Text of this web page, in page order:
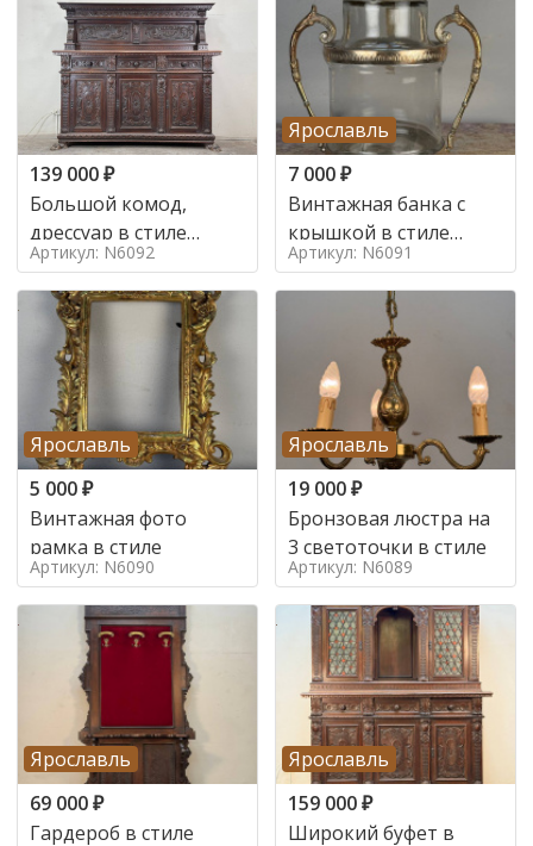
139 000₽
Большой комод,
дрессуар в стиле
ренессанс,
Артикул: N6092
Ярославль
7 000₽
Винтажная банка с
крышкой в стиле
Италия,
Артикул: N6091
Ярославль
5 000₽
Винтажная фото
рамка в стиле
Артикул: N6090
Ярославль
19 000₽
Бронзовая люстра на
3 светоточки в стиле
Артикул: N6089
Ярославль
69 000₽
Гардероб в стиле
Ярославль
159 000₽
Широкий буфет в